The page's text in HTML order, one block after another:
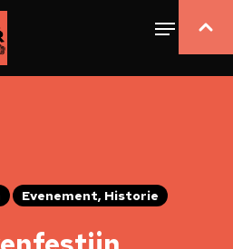
Evenement, Historie